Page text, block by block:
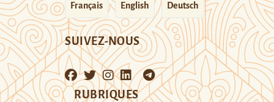
Français English Deutsch
SUIVEZ-NOUS
RUBRIQUES